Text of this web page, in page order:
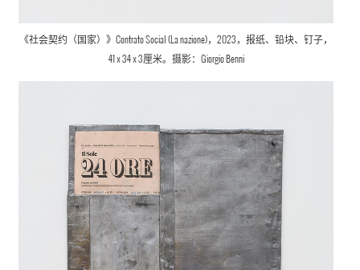
《社会契约（国家）》Contrato Social (La nazione)，2023，报纸、铅块、钉子，
41 x 34 x 3厘米。摄影：Giorgio Benni